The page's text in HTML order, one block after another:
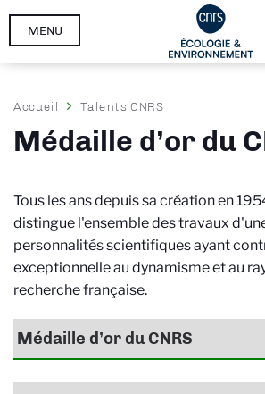
Aller
MENU
Fil
d'Ariane
Accueil Talents CNRS
Médaille d’or du
Tous les ans depuis sa création en
distingue l'ensemble des travaux
personnalités scientifiques ayant
exceptionnelle au dynamisme et au
recherche française.